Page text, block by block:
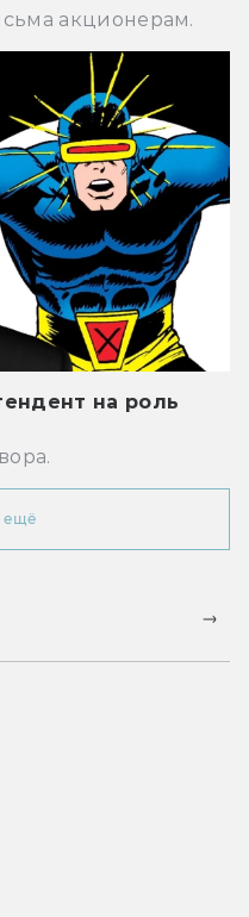
акционерам.
на роль
ещё